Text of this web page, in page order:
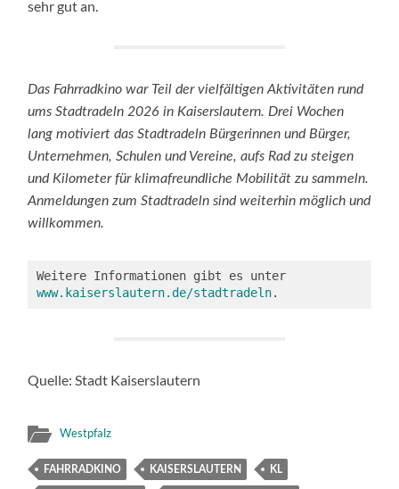
sehr gut an.
Das Fahrradkino war Teil der vielfältigen Aktivitäten rund
ums Stadtradeln 2026 in Kaiserslautern. Drei Wochen
lang motiviert das Stadtradeln Bürgerinnen und Bürger,
Unternehmen, Schulen und Vereine, aufs Rad zu steigen
und Kilometer für klimafreundliche Mobilität zu sammeln.
Anmeldungen zum Stadtradeln sind weiterhin möglich und
willkommen.
Weitere Informationen gibt es unter
www.kaiserslautern.de/stadtradeln.
Quelle: Stadt Kaiserslautern
Westpfalz
FAHRRADKINO KAISERSLAUTERN KL